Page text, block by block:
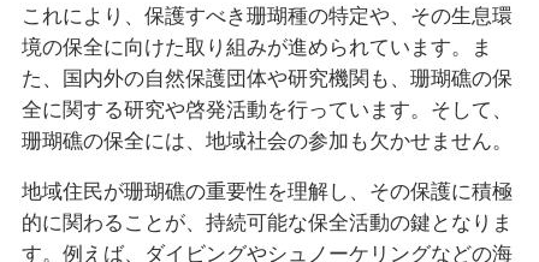
これにより、保護すべき珊瑚種の特定や、その生息環
境の保全に向けた取り組みが進められています。ま
た、国内外の自然保護団体や研究機関も、珊瑚礁の保
全に関する研究や啓発活動を行っています。そして、
珊瑚礁の保全には、地域社会の参加も欠かせません。
地域住民が珊瑚礁の重要性を理解し、その保護に積極
的に関わることが、持続可能な保全活動の鍵となりま
す。例えば、ダイビングやシュノーケリングなどの海